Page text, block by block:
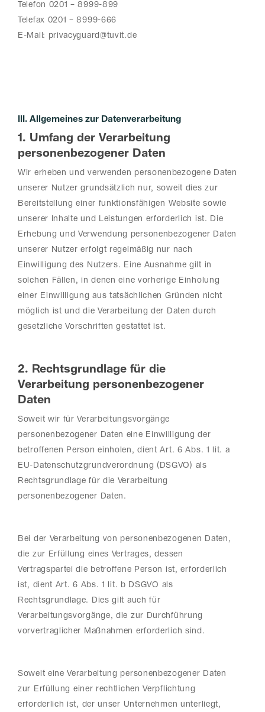
Telefon 0201 – 8999-899
Telefax 0201 – 8999-666
E-Mail: privacyguard@tuvit.de
III. Allgemeines zur Datenverarbeitung
1. Umfang der Verarbeitung
personenbezogener Daten
Wir erheben und verwenden personenbezogene Daten
unserer Nutzer grundsätzlich nur, soweit dies zur
Bereitstellung einer funktionsfähigen Website sowie
unserer Inhalte und Leistungen erforderlich ist. Die
Erhebung und Verwendung personenbezogener Daten
unserer Nutzer erfolgt regelmäßig nur nach
Einwilligung des Nutzers. Eine Ausnahme gilt in
solchen Fällen, in denen eine vorherige Einholung
einer Einwilligung aus tatsächlichen Gründen nicht
möglich ist und die Verarbeitung der Daten durch
gesetzliche Vorschriften gestattet ist.
2. Rechtsgrundlage für die
Verarbeitung personenbezogener
Daten
Soweit wir für Verarbeitungsvorgänge
personenbezogener Daten eine Einwilligung der
betroffenen Person einholen, dient Art. 6 Abs. 1 lit. a
EU-Datenschutzgrundverordnung (DSGVO) als
Rechtsgrundlage für die Verarbeitung
personenbezogener Daten.
Bei der Verarbeitung von personenbezogenen Daten,
die zur Erfüllung eines Vertrages, dessen
Vertragspartei die betroffene Person ist, erforderlich
ist, dient Art. 6 Abs. 1 lit. b DSGVO als
Rechtsgrundlage. Dies gilt auch für
Verarbeitungsvorgänge, die zur Durchführung
vorvertraglicher Maßnahmen erforderlich sind.
Soweit eine Verarbeitung personenbezogener Daten
zur Erfüllung einer rechtlichen Verpflichtung
erforderlich ist, der unser Unternehmen unterliegt,